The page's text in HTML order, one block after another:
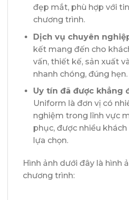
đẹp mắt, phù hợp với
chương trình.
Dịch vụ chuyên
kết mang đến cho
vấn, thiết kế, sản xuất
nhanh chóng, đúng hẹn.
Uy tín đã được khẳng
Uniform là đơn vị có
nghiệm trong lĩnh vực
phục, được nhiều
lựa chọn.
Hình ảnh dưới đây là hình
chương trình: